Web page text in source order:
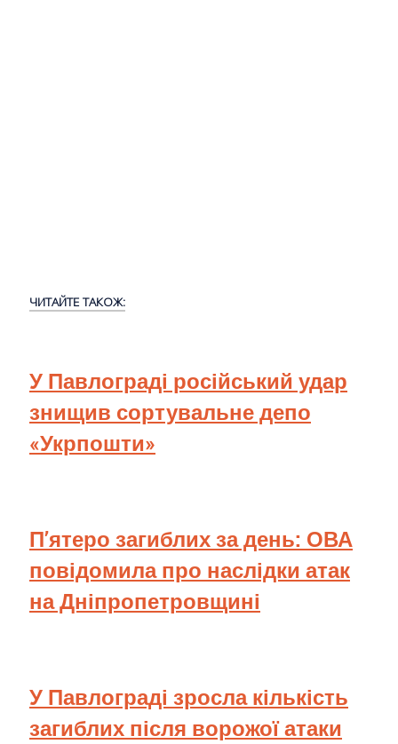
ЧИТАЙТЕ ТАКОЖ:
У Павлограді російський удар
знищив сортувальне депо
«Укрпошти»
П’ятеро загиблих за день: ОВА
повідомила про наслідки атак
на Дніпропетровщині
У Павлограді зросла кількість
загиблих після ворожої атаки